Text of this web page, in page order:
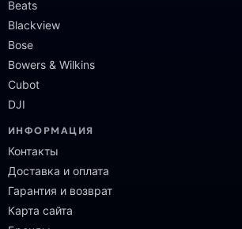
Beats
Blackview
Bose
Bowers & Wilkins
Cubot
DJI
ИНФОРМАЦИЯ
Контакты
Доставка и оплата
Гарантия и возврат
Карта сайта